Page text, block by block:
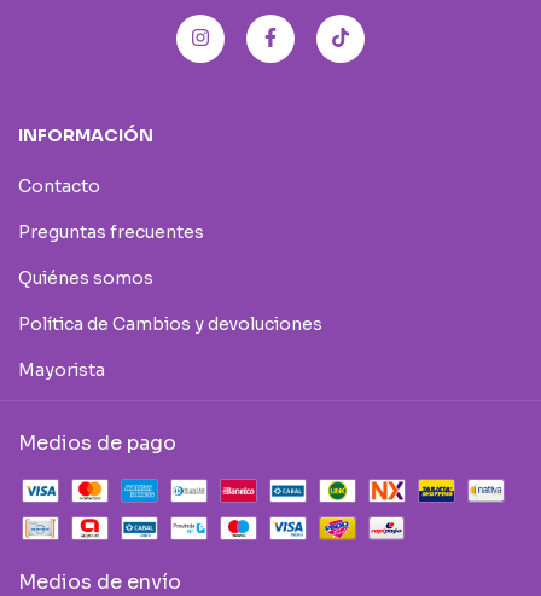
INFORMACIÓN
Contacto
Preguntas frecuentes
Quiénes somos
Política de Cambios y devoluciones
Mayorista
Medios de pago
Medios de envío